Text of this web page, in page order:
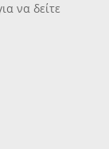
να δείτε